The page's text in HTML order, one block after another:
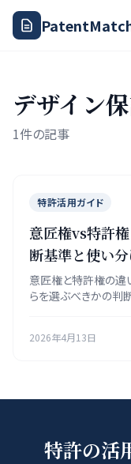
デザイン
1件の記事
特許活用ガイド
意匠権vs特許
断基準と使い
意匠権と特許権の違
らを選ぶべきかの判
2026年4月13日
特許の活